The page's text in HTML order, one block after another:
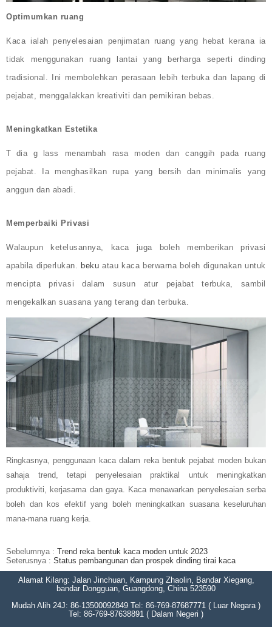
Optimumkan ruang
Kaca ialah penyelesaian penjimatan ruang yang hebat kerana ia
tidak menggunakan ruang lantai yang berharga seperti dinding
tradisional. Ini membolehkan perasaan lebih terbuka dan lapang di
pejabat, menggalakkan kreativiti dan pemikiran bebas.
Meningkatkan Estetika
T dia g
lass menambah rasa moden dan canggih pada ruang
pejabat. Ia menghasilkan rupa yang bersih dan minimalis yang
anggun dan abadi.
Memperbaiki Privasi
Walaupun ketelusannya, kaca juga boleh memberikan privasi
apabila diperlukan. beku atau kaca berwarna boleh digunakan untuk
mencipta privasi dalam susun atur pejabat terbuka, sambil
mengekalkan suasana yang terang dan terbuka.
Ringkasnya, penggunaan kaca dalam reka bentuk pejabat moden bukan
sahaja trend, tetapi penyelesaian praktikal untuk meningkatkan
produktiviti, kerjasama dan gaya. Kaca menawarkan penyelesaian serba
boleh dan kos efektif yang boleh meningkatkan suasana keseluruhan
mana-mana ruang kerja.
Sebelumnya : Trend reka bentuk kaca moden untuk 2023
Seterusnya : Status pembangunan dan prospek dinding tirai kaca
Alamat Kilang: Jalan Jinchuan, Kampung Zhaolin, Bandar Xiegang,
bandar Dongguan, Guangdong, China 523590
Mudah Alih 24J: 86-13500092849 Tel: 86-769-87687771 ( Luar Negara )
Tel: 86-769-87638891 ( Dalam Negeri )